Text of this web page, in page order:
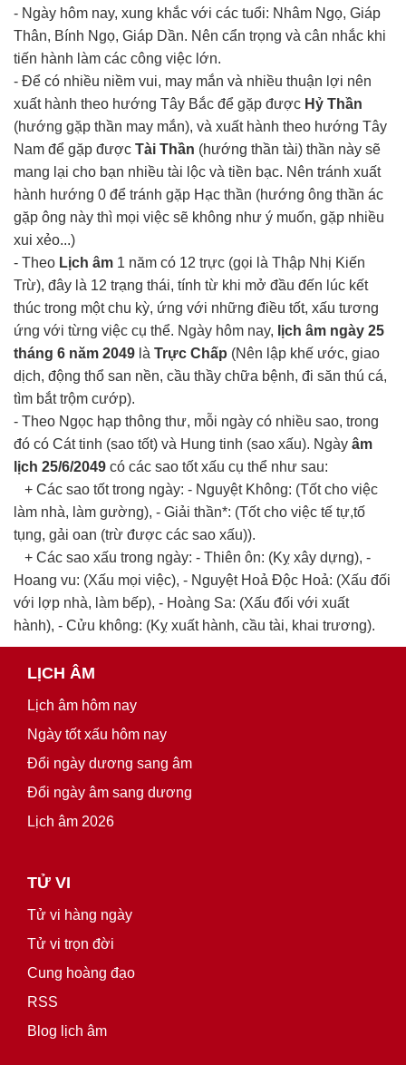
- Ngày hôm nay, xung khắc với các tuổi: Nhâm Ngọ, Giáp
Thân, Bính Ngọ, Giáp Dần. Nên cẩn trọng và cân nhắc khi
tiến hành làm các công việc lớn.
- Để có nhiều niềm vui, may mắn và nhiều thuận lợi nên
xuất hành theo hướng Tây Bắc để gặp được Hỷ Thần
(hướng gặp thần may mắn), và xuất hành theo hướng Tây
Nam để gặp được Tài Thần (hướng thần tài) thần này sẽ
mang lại cho bạn nhiều tài lộc và tiền bạc. Nên tránh xuất
hành hướng 0 để tránh gặp Hạc thần (hướng ông thần ác
gặp ông này thì mọi việc sẽ không như ý muốn, gặp nhiều
xui xẻo...)
- Theo Lịch âm 1 năm có 12 trực (gọi là Thập Nhị Kiến
Trừ), đây là 12 trạng thái, tính từ khi mở đầu đến lúc kết
thúc trong một chu kỳ, ứng với những điều tốt, xấu tương
ứng với từng việc cụ thể. Ngày hôm nay, lịch âm ngày 25
tháng 6 năm 2049 là Trực Chấp (Nên lập khế ước, giao
dịch, động thổ san nền, cầu thầy chữa bệnh, đi săn thú cá,
tìm bắt trộm cướp).
- Theo Ngọc hạp thông thư, mỗi ngày có nhiều sao, trong
đó có Cát tinh (sao tốt) và Hung tinh (sao xấu). Ngày âm
lịch 25/6/2049 có các sao tốt xấu cụ thể như sau:
+ Các sao tốt trong ngày: - Nguyệt Không: (Tốt cho việc
làm nhà, làm gường), - Giải thần*: (Tốt cho việc tế tự,tố
tụng, gải oan (trừ được các sao xấu)).
+ Các sao xấu trong ngày: - Thiên ôn: (Kỵ xây dựng), -
Hoang vu: (Xấu mọi việc), - Nguyệt Hoả Độc Hoả: (Xấu đối
với lợp nhà, làm bếp), - Hoàng Sa: (Xấu đối với xuất
hành), - Cửu không: (Kỵ xuất hành, cầu tài, khai trương).
LỊCH ÂM
Lịch âm hôm nay
Ngày tốt xấu hôm nay
Đổi ngày dương sang âm
Đổi ngày âm sang dương
Lịch âm 2026
TỬ VI
Tử vi hàng ngày
Tử vi trọn đời
Cung hoàng đạo
RSS
Blog lịch âm